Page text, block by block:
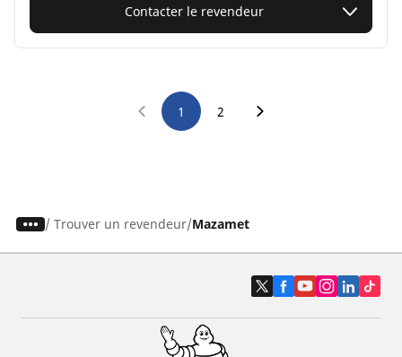
Contacter le revendeur
1 2
/ Trouver un revendeur Mazamet